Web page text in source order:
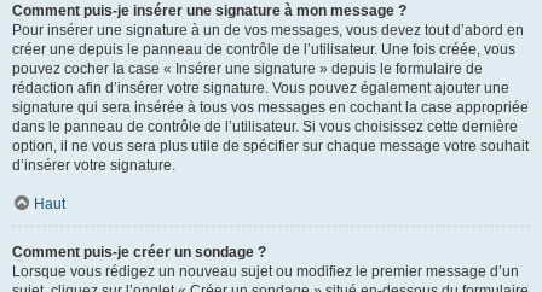
Comment puis-je insérer une signature à mon message ?
Pour insérer une signature à un de vos messages, vous devez tout d’abord en
créer une depuis le panneau de contrôle de l’utilisateur. Une fois créée, vous
pouvez cocher la case « Insérer une signature » depuis le formulaire de
rédaction afin d’insérer votre signature. Vous pouvez également ajouter une
signature qui sera insérée à tous vos messages en cochant la case appropriée
dans le panneau de contrôle de l’utilisateur. Si vous choisissez cette dernière
option, il ne vous sera plus utile de spécifier sur chaque message votre souhait
d’insérer votre signature.
Haut
Comment puis-je créer un sondage ?
Lorsque vous rédigez un nouveau sujet ou modifiez le premier message d’un